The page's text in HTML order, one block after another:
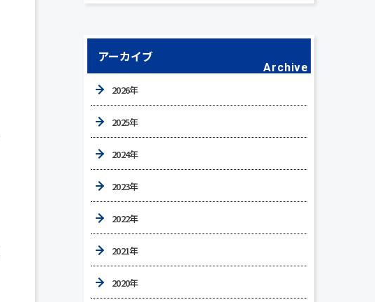
アーカイブ
Archive
2026年
2025年
2024年
2023年
2022年
2021年
2020年